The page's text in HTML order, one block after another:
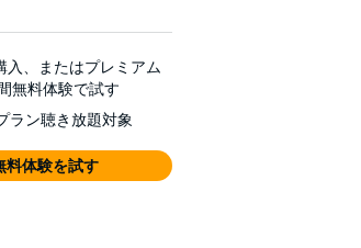
入、またはプレミアム
無料体験で試す
ラン聴き放題対象
料体験を試す